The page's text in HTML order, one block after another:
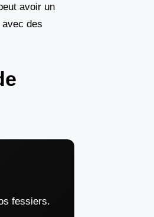
avoir un
des
fessiers.